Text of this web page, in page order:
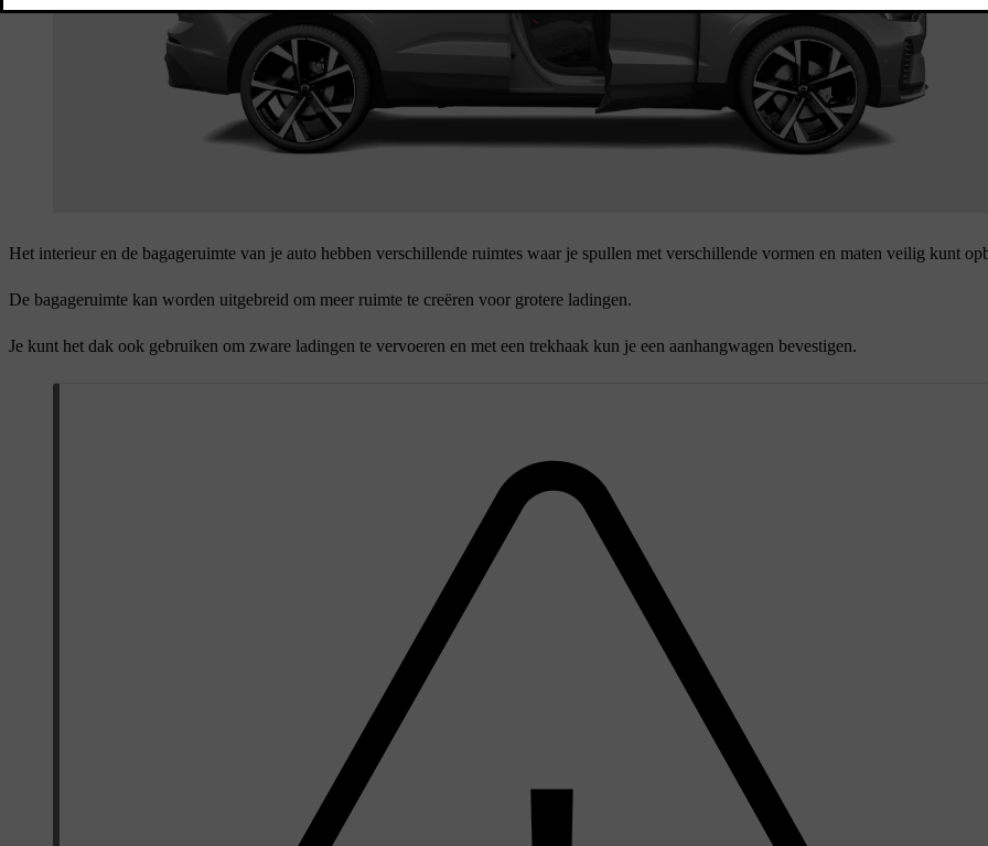
Het interieur en de bagageruimte van je auto hebben verschillende ruimtes waar je spullen met verschillende vormen en maten veilig kunt
De bagageruimte kan worden uitgebreid om meer ruimte te creëren voor grotere ladingen.
Je kunt het dak ook gebruiken om zware ladingen te vervoeren en met een trekhaak kun je een aanhangwagen bevestigen.